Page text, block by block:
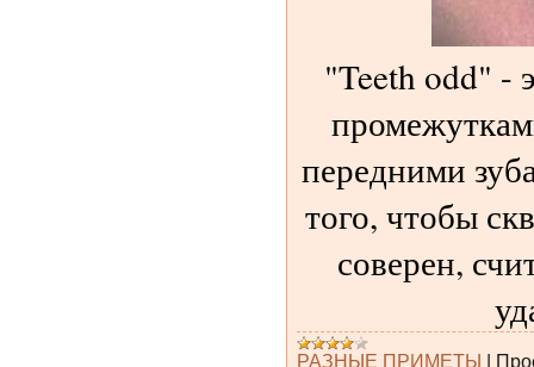
"Teeth odd" -
передними
того, чтобы
соверен,
РАЗНЫЕ ПРИМЕТЫ |